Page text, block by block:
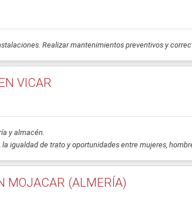
Realizar mantenimientos preventivos y
VICAR
y almacén.
igualdad de trato y oportunidades entre mujeres,
MOJACAR (ALMERÍA)